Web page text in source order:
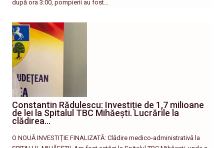
după ora 3:00, pompierii au fost…
Constantin Rădulescu: Investiție de 1,7 milioane
de lei la Spitalul TBC Mihăești. Lucrările la
clădirea…
O NOUĂ INVESTIȚIE FINALIZATĂ: Clădire medico-administrativă la